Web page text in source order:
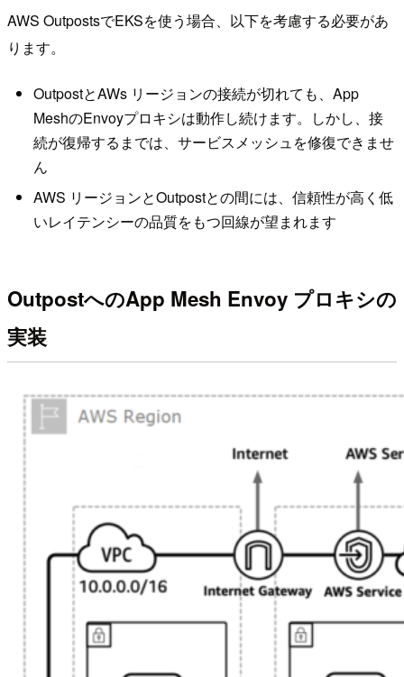
AWS OutpostsでEKSを使う場合、以下を考慮する必要があ
ります。
OutpostとAWs リージョンの接続が切れても、App
MeshのEnvoyプロキシは動作し続けます。しかし、接
続が復帰するまでは、サービスメッシュを修復できませ
ん
AWS リージョンとOutpostとの間には、信頼性が高く低
いレイテンシーの品質をもつ回線が望まれます
OutpostへのApp Mesh Envoy プロキシの
実装